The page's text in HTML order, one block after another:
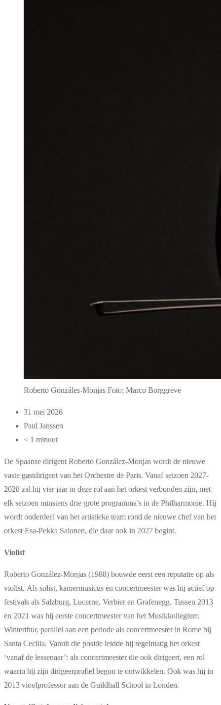
Roberto Gonzáles-Monjas Foto: Marco Borggreve
31 mei 2026
Paul Janssen
< 1 minuut
De Spaanse dirigent Roberto González-Monjas wordt de nieuwe
vaste gastdirigent van het Orchestre de Paris. Vanaf seizoen 2027-
2028 zal hij vier jaar in deze rol aan het orkest verbonden zijn, met
elk seizoen minstens drie grote programma’s in de Philharmonie. Hij
wordt onderdeel van het artistieke team rond de nieuwe chef van het
orkest Esa-Pekka Salonen, die daar ook in 2027 begint.
Violist
Roberto González-Monjas (1988) bouwde eerst een reputatie op als
violist. Als solist, kamermusicus en concertmeester was hij actief op
festivals als Salzburg, Lucerne, Verbier en Grafenegg. Tussen 2013
en 2021 was hij eerste concertmeester van het Musikkollegium
Winterthur, parallel aan een periode als concertmeester in Rome bij
Santa Cecilia. Vanuit die positie leidde hij regelmatig het orkest
‘vanaf de lessenaar’: als concertmeester die ook dirigeert, een rol
waarin hij zijn dirigeerprofiel begon te ontwikkelen. Ook was hij in
2013 vioolprofessor aan de Guildhall School in Londen.